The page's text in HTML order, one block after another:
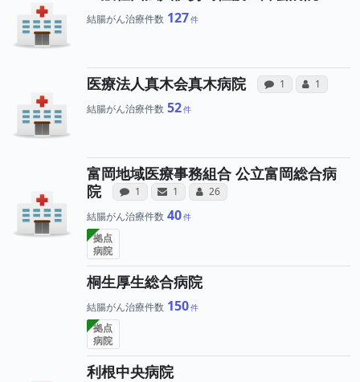
結腸がん治療件数 127
医療法人真木会真木病院 感想投稿（合算）
1 病院への
コミュニ
1 所属
結腸がん治療件数 52
富岡地域医療事務組合 公立富岡総合病
院
感想投稿（合算）
1 病院への声と、所属医師への患者
サンキューレター（合算）
1 病院と、所属医師へのサンキ
コミュニケーション・タイプ（合算
26 所属医師へのコミュ
結腸がん治療件数 40
拠点
病院
桐生厚生総合病院
結腸がん治療件数 150
拠点
病院
利根中央病院